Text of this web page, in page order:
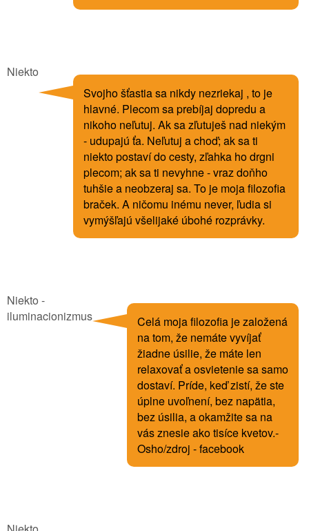
Niekto
Svojho šťastia sa nikdy nezriekaj , to je
hlavné. Plecom sa prebíjaj dopredu a
nikoho neľutuj. Ak sa zľutuješ nad niekým
- udupajú ťa. Neľutuj a choď; ak sa ti
niekto postaví do cesty, zľahka ho drgni
plecom; ak sa ti nevyhne - vraz doňho
tuhšie a neobzeraj sa. To je moja filozofia
braček. A ničomu inému never, ľudia si
vymýšľajú všelijaké úbohé rozprávky.
Niekto -
iluminacionizmus
Celá moja filozofia je založená
na tom, že nemáte vyvíjať
žiadne úsilie, že máte len
relaxovať a osvietenie sa samo
dostaví. Príde, keď zistí, že ste
úplne uvoľnení, bez napätia,
bez úsilia, a okamžite sa na
vás znesie ako tisíce kvetov.-
Osho/zdroj - facebook